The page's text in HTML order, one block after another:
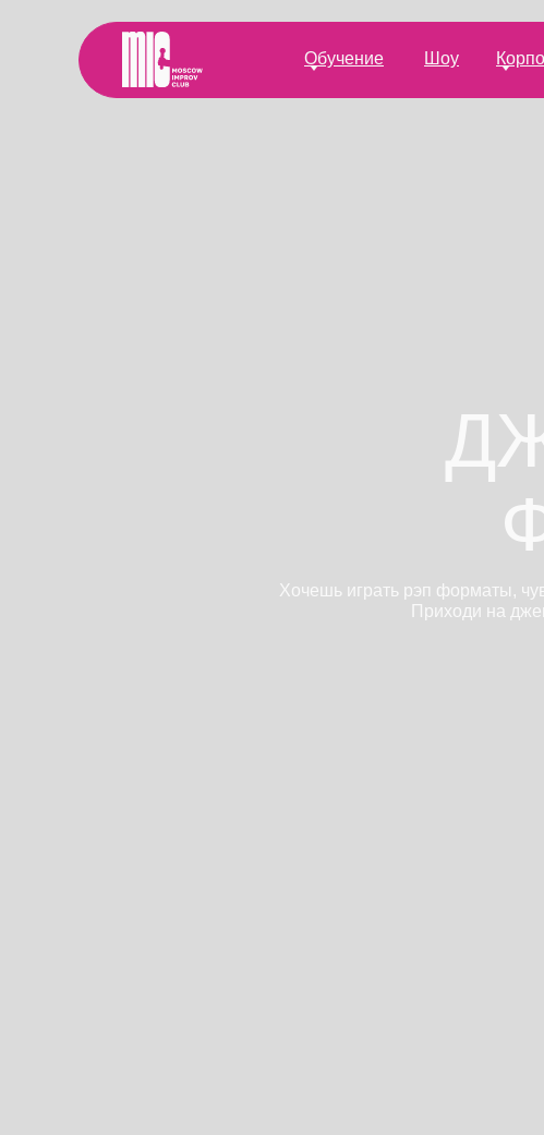
Шоу
Обучение
Хочешь играть рэп форматы,
Приходи на